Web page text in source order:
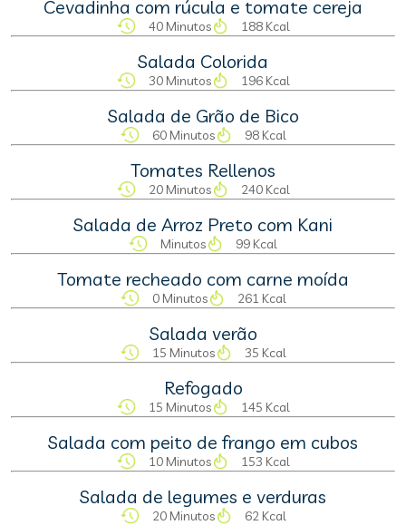
Cevadinha com rúcula e tomate cereja
40 Minutos 188 Kcal
Salada Colorida
30 Minutos 196 Kcal
Salada de Grão de Bico
60 Minutos 98 Kcal
Tomates Rellenos
20 Minutos 240 Kcal
Salada de Arroz Preto com Kani
Minutos 99 Kcal
Tomate recheado com carne moída
0 Minutos 261 Kcal
Salada verão
15 Minutos 35 Kcal
Refogado
15 Minutos 145 Kcal
Salada com peito de frango em cubos
10 Minutos 153 Kcal
Salada de legumes e verduras
20 Minutos 62 Kcal